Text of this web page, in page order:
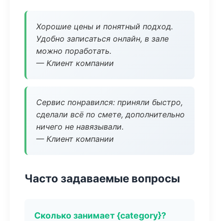
Хорошие цены и понятный подход.
Удобно записаться онлайн, в зале
можно поработать.
— Клиент компании
Сервис понравился: приняли быстро,
сделали всё по смете, дополнительно
ничего не навязывали.
— Клиент компании
Часто задаваемые вопросы
Сколько занимает {category}?